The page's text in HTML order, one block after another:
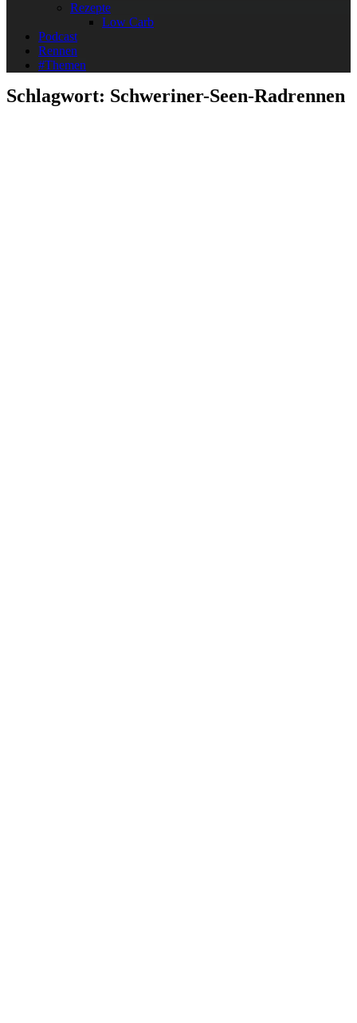
Rezepte
Low Carb
Podcast
Rennen
#Themen
Schlagwort: Schweriner-Seen-Radrennen